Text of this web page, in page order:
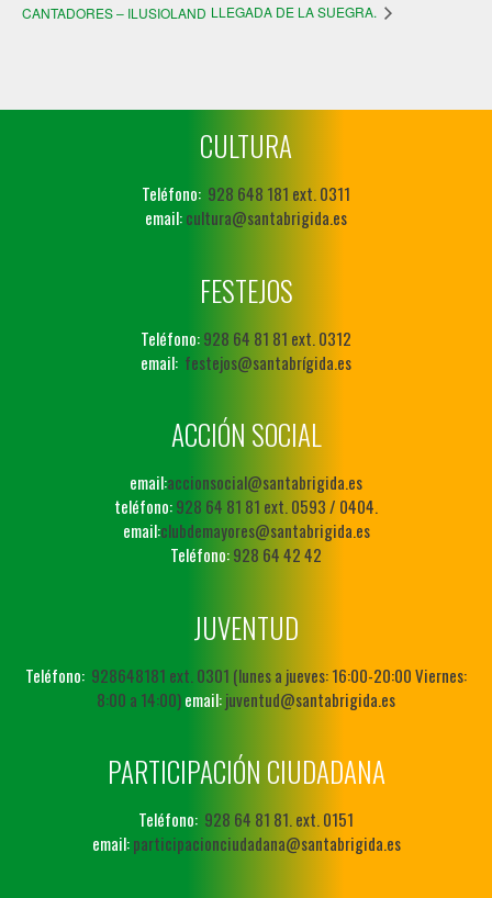
CANTADORES – ILUSIOLAND LLEGADA DE LA SUEGRA.
CULTURA
Teléfono: 928 648 181 ext. 0311
email:cultura@santabrigida.es
FESTEJOS
Teléfono:928 64 81 81 ext. 0312
email: festejos@santabrígida.es
ACCIÓN SOCIAL
email:accionsocial@santabrigida.es
teléfono:928 64 81 81 ext. 0593 / 0404.
email:clubdemayores@santabrigida.es
Teléfono:928 64 42 42
JUVENTUD
Teléfono: 928648181 ext. 0301 (lunes a jueves: 16:00-20:00 Viernes:
8:00 a 14:00)email:juventud@santabrigida.es
PARTICIPACIÓN CIUDADANA
Teléfono: 928 64 81 81. ext. 0151
email:participacionciudadana@santabrigida.es